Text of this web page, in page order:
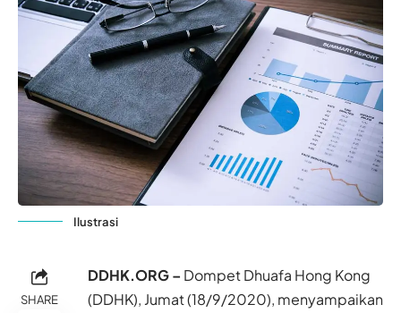
Ilustrasi
SHARE
DDHK.ORG – Dompet Dhuafa Hong Kong
(DDHK), Jumat (18/9/2020), menyampaikan